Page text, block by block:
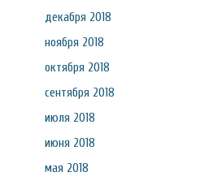
декабря 2018
ноября 2018
октября 2018
сентября 2018
июля 2018
июня 2018
мая 2018